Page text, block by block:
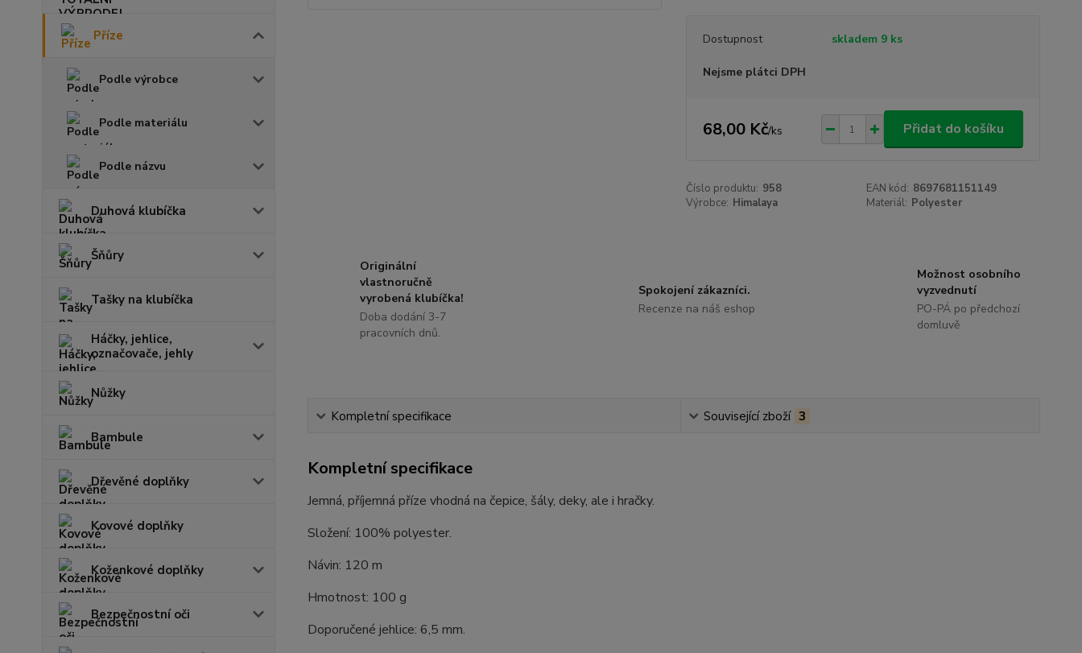
Příze
Podle výrobce
Podle materiálu
Podle názvu
Duhová klubíčka
Šňůry
Tašky na klubíčka
Háčky, jehlice,
označovače, jehly
Nůžky
Bambule
Dřevěné doplňky
Kovové doplňky
Koženkové doplňky
Bezpečnostní oči
Dostupnost skladem 9 ks
Nejsme plátci DPH
68,00 Kč/ks Přidat do košíku
Číslo produktu: 958 EAN kód: 8697681151149
Výrobce: Himalaya Materiál: Polyester
Originální
vlastnoručně
vyrobená klubíčka!
Doba dodání 3-7
pracovních dnů.
Spokojení zákazníci.
Recenze na náš eshop
Možnost osobního
vyzvednutí
PO-PÁ po předchozí
domluvě
Kompletní specifikace Související zboží 3
Kompletní specifikace
Jemná, příjemná příze vhodná na čepice, šály, deky, ale i hračky.
Složení: 100% polyester.
Návin: 120 m
Hmotnost: 100 g
Doporučené jehlice: 6,5 mm.